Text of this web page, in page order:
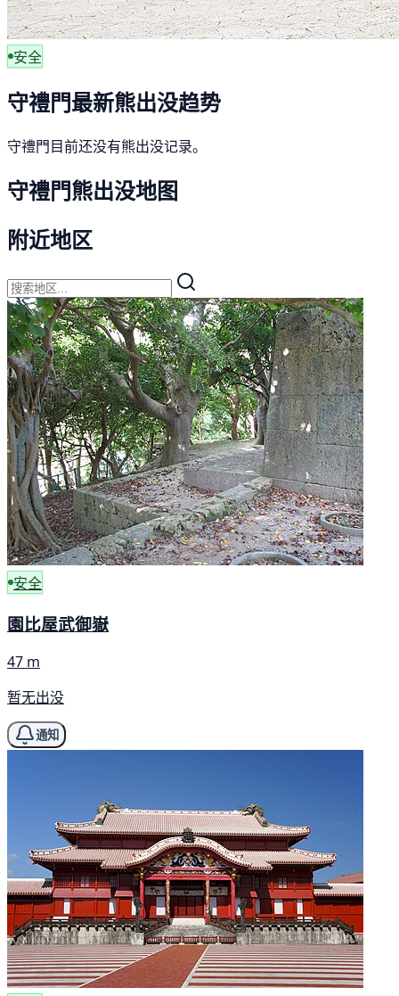
安全
守禮門最新熊出没趋势
守禮門目前还没有熊出没记录。
守禮門熊出没地图
附近地区
安全
園比屋武御嶽
47 m
暂无出没
通知